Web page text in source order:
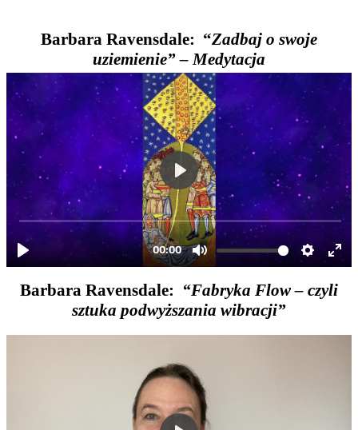
Barbara Ravensdale: “Zadbaj o swoje
uziemienie” – Medytacja
Barbara Ravensdale: “Fabryka Flow – czyli
sztuka podwyższania wibracji”